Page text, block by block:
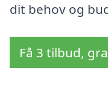
dit behov og
Få 3 tilbud,